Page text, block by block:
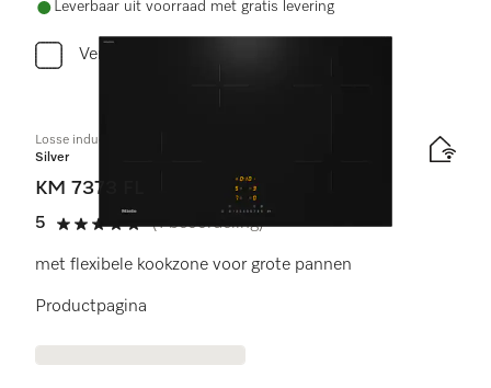
Leverbaar uit voorraad met gratis levering
Vergelijken
Losse inductiekookplaat
Silver
KM 7373 FL
5
5 sterren van de 5
(1 beoordeling)
met flexibele kookzone voor grote pannen
Productpagina